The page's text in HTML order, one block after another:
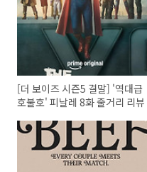
[더 보이즈 시즌5 결말] '역대급
호불호' 피날레 8화 줄거리 리뷰